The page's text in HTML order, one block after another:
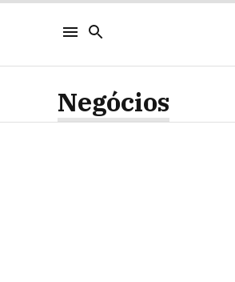
Negócios